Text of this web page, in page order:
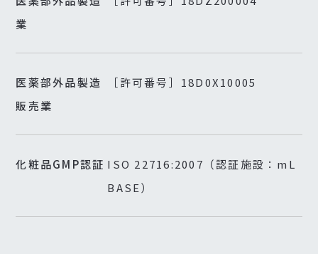
業
医薬部外品製造
販売業
［許可番号］18D0X10005
化粧品GMP認証 ISO 22716:2007（認証施設：mL
BASE）